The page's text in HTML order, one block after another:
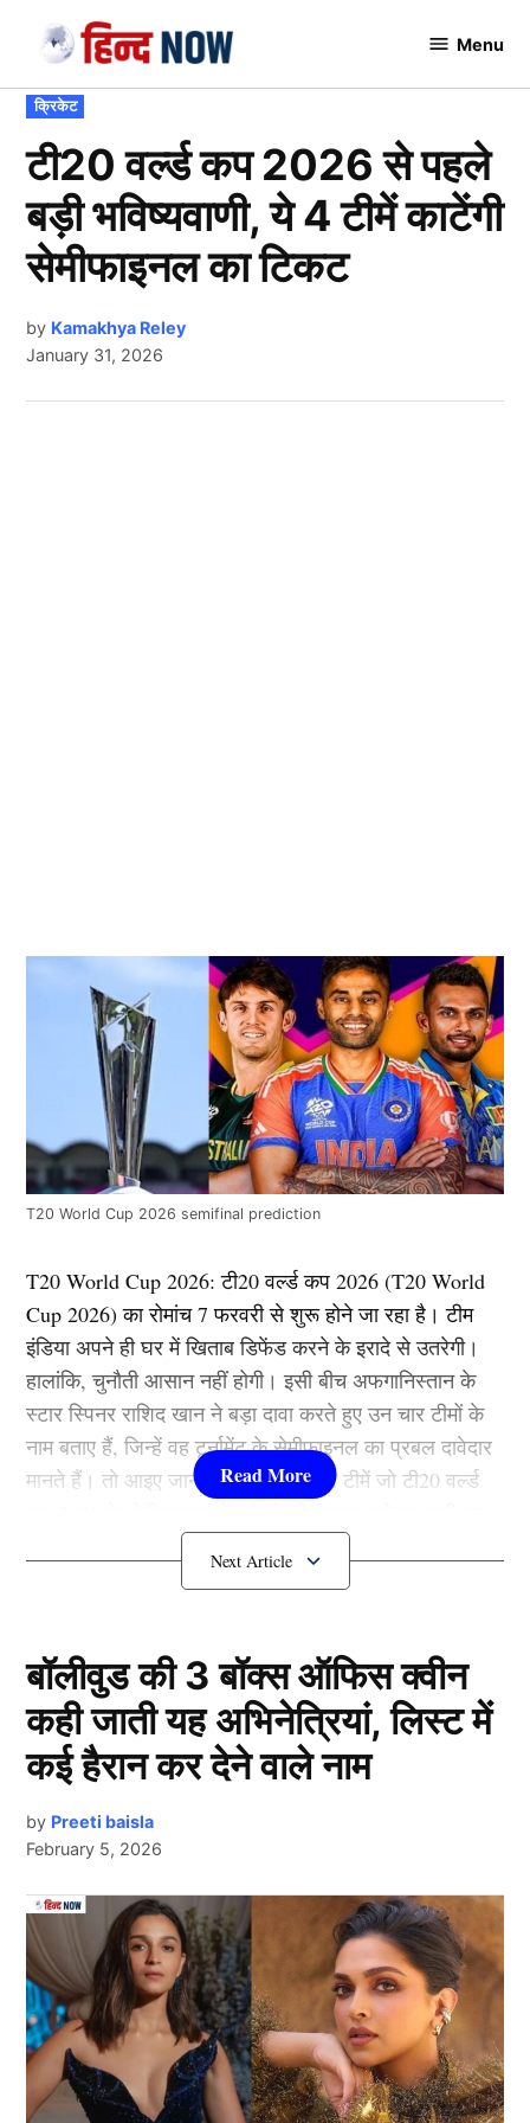
content
Menu
POSTED
IN
क्रिकेट
टी20 वर्ल्ड कप 2026 से पहले
बड़ी भविष्यवाणी, ये 4 टीमें काटेंगी
सेमीफाइनल का टिकट
by Kamakhya Reley
January 31, 2026
T20 World Cup 2026 semifinal prediction
T20 World Cup 2026: टी20 वर्ल्ड कप 2026 (T20 World
Cup 2026) का रोमांच 7 फरवरी से शुरू होने जा रहा है। टीम
इंडिया अपने ही घर में खिताब डिफेंड करने के इरादे से उतरेगी।
हालांकि, चुनौती आसान नहीं होगी। इसी बीच अफगानिस्तान के
स्टार स्पिनर राशिद खान ने बड़ा दावा करते हुए उन चार टीमों के
नाम बताए हैं, जिन्हें वह टूर्नामेंट के सेमीफाइनल का प्रबल दावेदार
मानते हैं। तो आइए जानते है कौन है वो चार टीमें जो टी20 वर्ल्ड
T20 World Cup 2026
दरअसल, अफगानिस्तान के स्टार स्पिनर राशिद खान ने हाल ही में
स्पोर्ट्स तक से बातचीत में टी20 वर्ल्ड कप 2026 (T20 World
Cup 2026) को लेकर बड़ी भविष्यवाणी की है। उनके मुताबिक
भारत, अफगानिस्तान, साउथ अफ्रीका और इंग्लैंड की टीमें
सेमीफाइनल में जगह बनाने में सफल रहेंगी। राशिद ने
अफगानिस्तान के पिछले विश्व कप के प्रदर्शन का भी जिक्र किया,
Next Article
बॉलीवुड की 3 बॉक्स ऑफिस क्वीन
कही जाती यह अभिनेत्रियां, लिस्ट में
कई हैरान कर देने वाले नाम
by Preeti baisla
February 5, 2026